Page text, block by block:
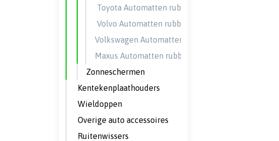
Toyota Automatten rubber
Volvo Automatten rubber
Volkswagen Automatten rubber
Maxus Automatten rubber
Zonneschermen
Kentekenplaathouders
Wieldoppen
Overige auto accessoires
Ruitenwissers